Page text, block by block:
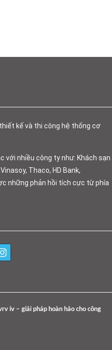
kế và thi công hệ thống cơ
với nhiều công ty như: Khách sạn
Thaco, HD Bank,
những phản hồi tích cực từ phía
iv – giải pháp hoàn hảo cho công